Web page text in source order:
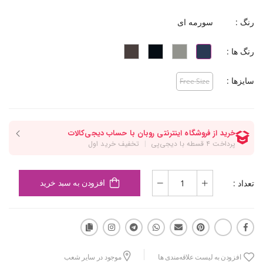
رنگ : سورمه ای
رنگ ها :
سایزها : Free Size
تعداد : افزودن به سبد خرید
افزودن به لیست علاقه‌مندی ها موجود در سایر شعب